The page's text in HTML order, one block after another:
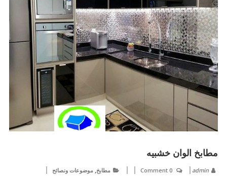
مطابخ الوان خشبيه
admin
0 Comment مطابخ, موضوعات ونصائح